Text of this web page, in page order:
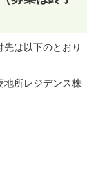
は以下のとおり
地所レジデンス株